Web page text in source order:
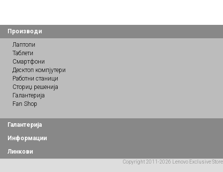
Производи
Лаптопи
Таблети
Смартфони
Десктоп компјутери
Работни станици
Сториџ решенија
Галантерија
Fan Shop
Галантерија
Информации
Линкови
Copyright 2011-2026 Lenovo Exclusive Store